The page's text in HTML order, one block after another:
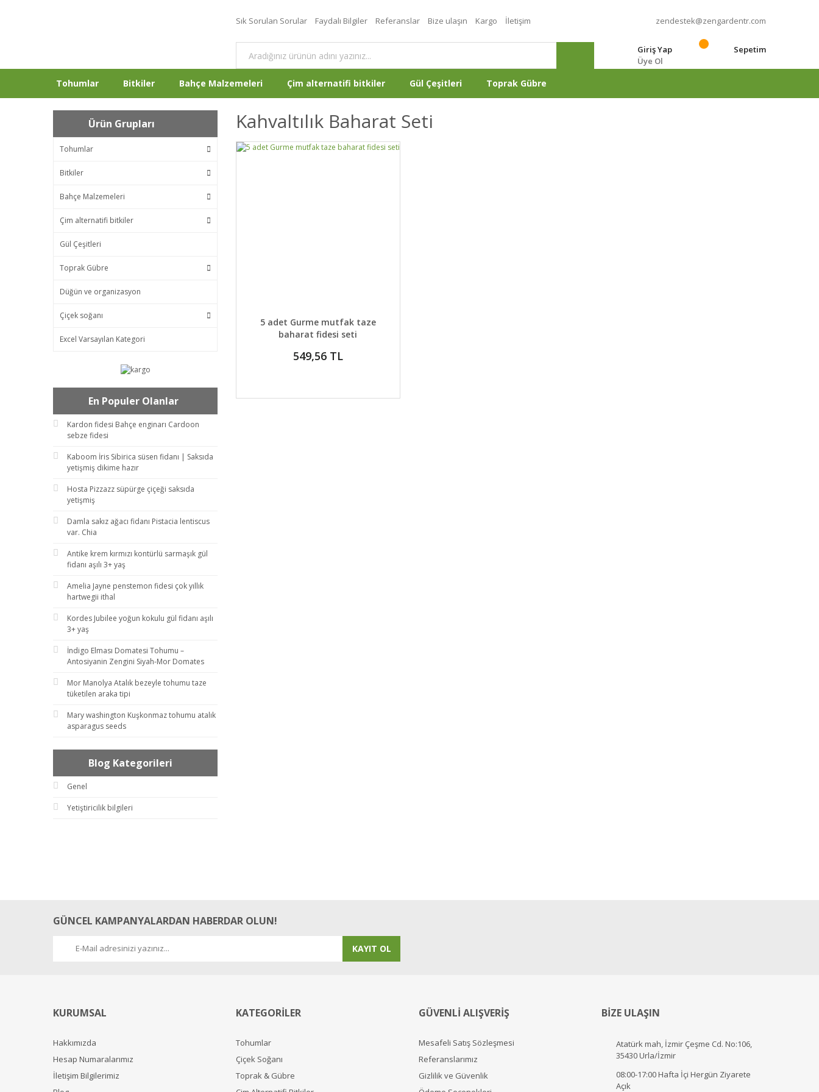
Sık Sorulan Sorular Faydalı Bilgiler Referanslar Bize ulaşın Kargo İletişim zendestek@zengardentr.com
Giriş Yap
Üye Ol
Sepetim
Tohumlar Bitkiler Bahçe Malzemeleri Çim alternatifi bitkiler Gül Çeşitleri Toprak Gübre
Ürün Grupları
Tohumlar
Bitkiler
Bahçe Malzemeleri
Çim alternatifi bitkiler
Gül Çeşitleri
Toprak Gübre
Düğün ve organizasyon
Çiçek soğanı
Excel Varsayılan Kategori
En Populer Olanlar
Kardon fidesi Bahçe enginarı Cardoon
sebze fidesi
Kaboom İris Sibirica süsen fidanı | Saksıda
yetişmiş dikime hazır
Hosta Pizzazz süpürge çiçeği saksıda
yetişmiş
Damla sakız ağacı fidanı Pistacia lentiscus
var. Chia
Antike krem kırmızı kontürlü sarmaşık gül
fidanı aşılı 3+ yaş
Amelia Jayne penstemon fidesi çok yıllık
hartwegii ithal
Kordes Jubilee yoğun kokulu gül fidanı aşılı
3+ yaş
İndigo Elması Domatesi Tohumu –
Antosiyanin Zengini Siyah-Mor Domates
Mor Manolya Atalık bezeyle tohumu taze
tüketilen araka tipi
Mary washington Kuşkonmaz tohumu atalık
asparagus seeds
Blog Kategorileri
Genel
Yetiştiricilik bilgileri
Kahvaltılık Baharat Seti
DETAYLAR GELİNCE HABER VER
5 adet Gurme mutfak taze
baharat fidesi seti
549,56 TL
GÜNCEL KAMPANYALARDAN HABERDAR OLUN!
KAYIT OL
KURUMSAL
Hakkımızda
Hesap Numaralarımız
İletişim Bilgilerimiz
KATEGORİLER
Tohumlar
Çiçek Soğanı
Toprak & Gübre
GÜVENLİ ALIŞVERİŞ
Mesafeli Satış Sözleşmesi
Referanslarımız
Gizlilik ve Güvenlik
BİZE ULAŞIN
Atatürk mah, İzmir Çeşme Cd. No:106,
35430 Urla/İzmir
08:00-17:00 Hafta İçi Hergün Ziyarete
Açık